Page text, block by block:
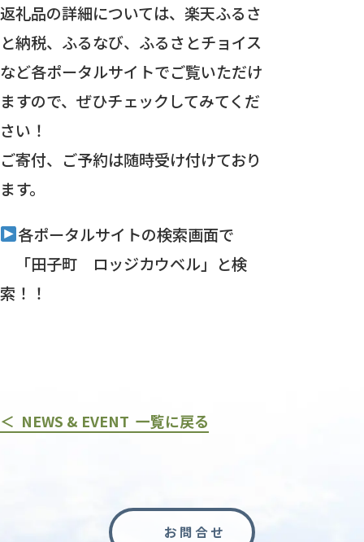
返礼品の詳細については、楽天ふるさ
と納税、ふるなび、ふるさとチョイス
など各ポータルサイトでご覧いただけ
ますので、ぜひチェックしてみてくだ
さい！
ご寄付、ご予約は随時受け付けており
ます。
各ポータルサイトの検索画面で
「田子町 ロッジカウベル」と検
索！！
＜ NEWS & EVENT 一覧に戻る
お問合せ